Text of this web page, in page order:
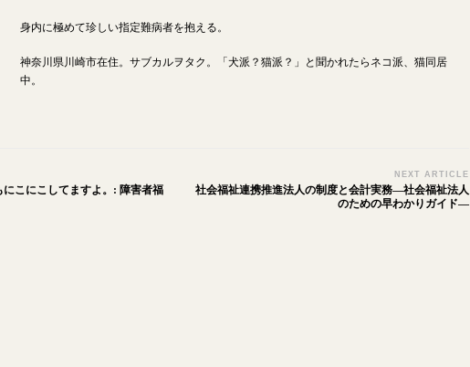
身内に極めて珍しい指定難病者を抱える。
神奈川県川崎市在住。サブカルヲタク。「犬派？猫派？」と聞かれたらネコ派、猫同居
中。
こにこしてますよ。: 障害者福
NEXT ARTICLE
社会福祉連携推進法人の制度と会計実務―社会福祉法人
のための早わかりガイド―